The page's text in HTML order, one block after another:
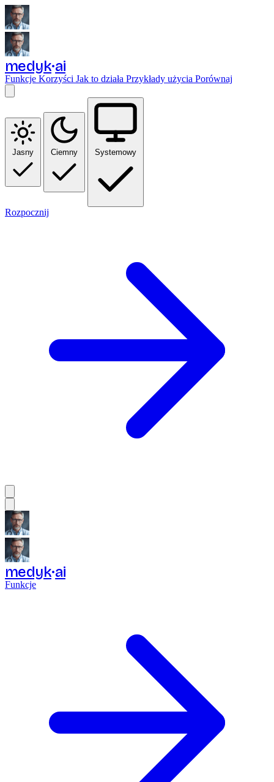
medyk ai
Funkcje Korzyści Jak to działa Przykłady użycia Porównaj
Jasny Ciemny Systemowy
Rozpocznij
medyk ai
Funkcje